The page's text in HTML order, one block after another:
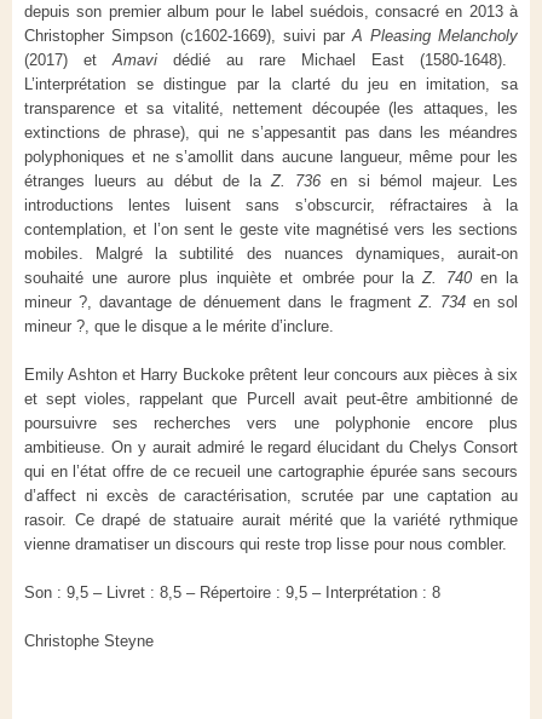
depuis son premier album pour le label suédois, consacré en 2013 à
Christopher Simpson (c1602-1669), suivi par A Pleasing Melancholy
(2017) et Amavi dédié au rare Michael East (1580-1648).
L’interprétation se distingue par la clarté du jeu en imitation, sa
transparence et sa vitalité, nettement découpée (les attaques, les
extinctions de phrase), qui ne s’appesantit pas dans les méandres
polyphoniques et ne s’amollit dans aucune langueur, même pour les
étranges lueurs au début de la Z. 736 en si bémol majeur. Les
introductions lentes luisent sans s’obscurcir, réfractaires à la
contemplation, et l’on sent le geste vite magnétisé vers les sections
mobiles. Malgré la subtilité des nuances dynamiques, aurait-on
souhaité une aurore plus inquiète et ombrée pour laZ. 740en la
mineur ?, davantage de dénuement dans le fragment Z. 734en sol
mineur ?, que le disque a le mérite d’inclure.
Emily Ashton et Harry Buckoke prêtent leur concours aux pièces à six
et sept violes, rappelant que Purcell avait peut-être ambitionné de
poursuivre ses recherches vers une polyphonie encore plus
ambitieuse. On y aurait admiré le regard élucidant du Chelys Consort
qui en l’état offre de ce recueil une cartographie épurée sans secours
d’affect ni excès de caractérisation, scrutée par une captation au
rasoir. Ce drapé de statuaire aurait mérité que la variété rythmique
vienne dramatiser un discours qui reste trop lisse pour nous combler.
Son : 9,5 – Livret : 8,5 – Répertoire : 9,5 – Interprétation : 8
Christophe Steyne